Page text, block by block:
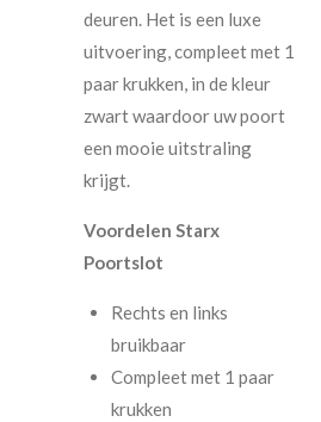
deuren. Het is een luxe
uitvoering, compleet met 1
paar krukken, in de kleur
zwart waardoor uw poort
een mooie uitstraling
krijgt.
Voordelen Starx
Poortslot
Rechts en links
bruikbaar
Compleet met 1 paar
krukken